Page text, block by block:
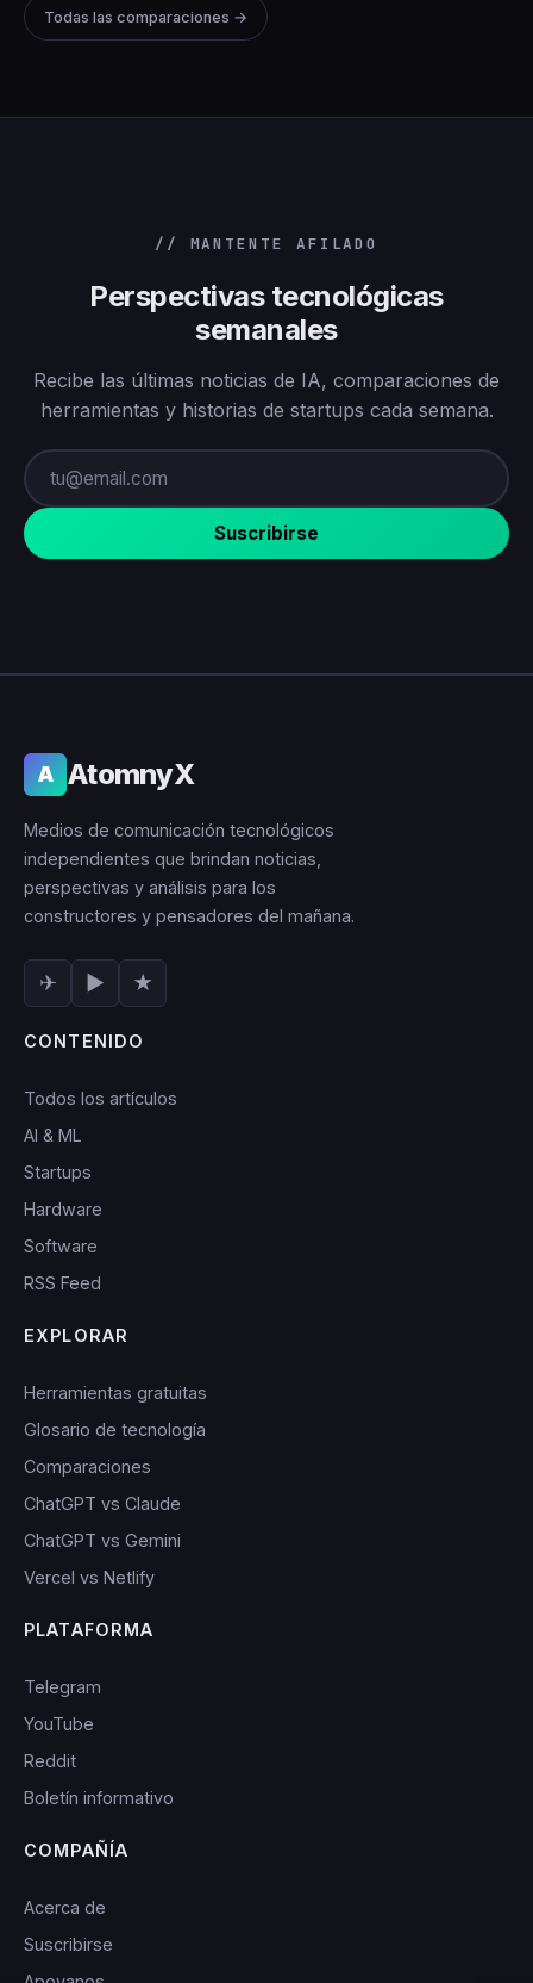
Todas las comparaciones →
// MANTENTE AFILADO
Perspectivas tecnológicas
semanales
Recibe las últimas noticias de IA, comparaciones de
herramientas y historias de startups cada semana.
Suscribirse
A AtomnyX
Medios de comunicación tecnológicos
independientes que brindan noticias,
perspectivas y análisis para los
constructores y pensadores del mañana.
✈ ▶ ★
CONTENIDO
Todos los artículos
AI & ML
Startups
Hardware
Software
RSS Feed
EXPLORAR
Herramientas gratuitas
Glosario de tecnología
Comparaciones
ChatGPT vs Claude
ChatGPT vs Gemini
Vercel vs Netlify
PLATAFORMA
Telegram
YouTube
Reddit
Boletín informativo
COMPAÑÍA
Acerca de
Suscribirse